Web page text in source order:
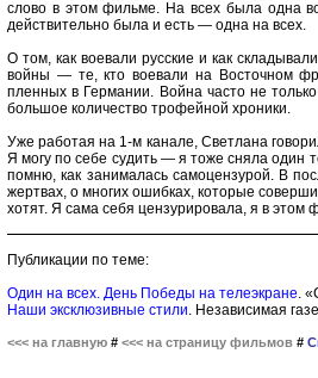
слово в этом фильме. На всех была одна
действительно была и есть — одна на всех.
О том, как воевали русские и как
войны — те, кто воевали на Восточном
пленных в Германии. Война часто не
большое количество трофейной хроники.
Уже работая на 1-м канале, Светлана
Я могу по себе судить ― я тоже сняла один
помню, как занималась самоцензурой. В
жертвах, о многих ошибках, которые
хотят. Я сама себя цензурировала, я в этом
Публикации по теме:
Один на всех. День Победы на телеэкране.
Наши эксклюзивные стили. Независимая
<<< на главную # <<< на страницу фильмов #